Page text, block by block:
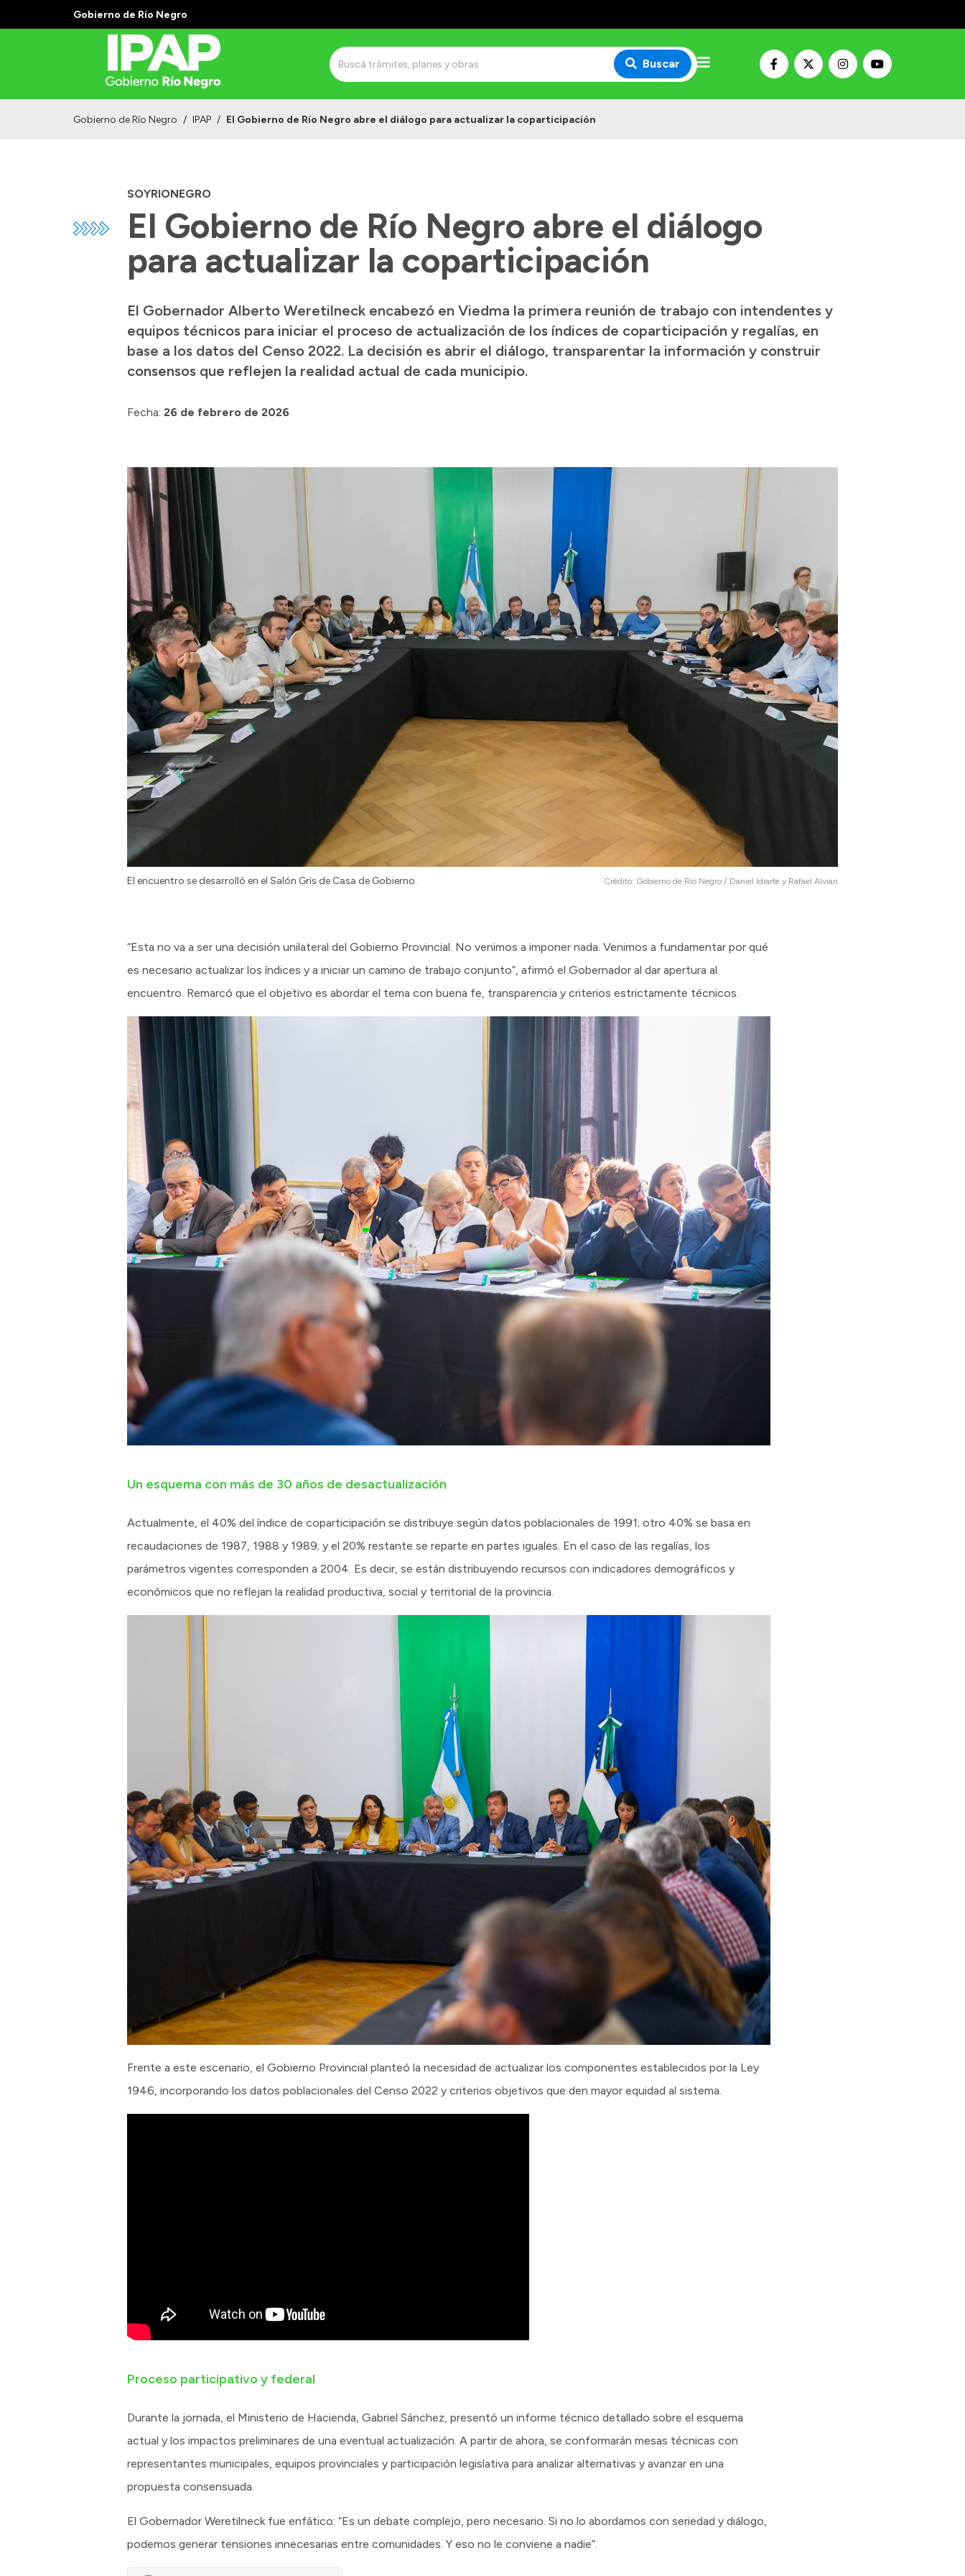
Gobierno de Río Negro
Buscar
Gobierno de Río Negro / IPAP / El Gobierno de Río Negro abre el diálogo para actualizar la coparticipación
SOYRIONEGRO
El Gobierno de Río Negro abre el diálogo
para actualizar la coparticipación
El Gobernador Alberto Weretilneck encabezó en Viedma la primera reunión de trabajo con intendentes y
equipos técnicos para iniciar el proceso de actualización de los índices de coparticipación y regalías, en
base a los datos del Censo 2022. La decisión es abrir el diálogo, transparentar la información y construir
consensos que reflejen la realidad actual de cada municipio.
Fecha: 26 de febrero de 2026
El encuentro se desarrolló en el Salón Gris de Casa de Gobierno. Crédito: Gobierno de Río Negro / Daniel Idiarte y Rafael Alvian
“Esta no va a ser una decisión unilateral del Gobierno Provincial. No venimos a imponer nada. Venimos a fundamentar por qué
es necesario actualizar los índices y a iniciar un camino de trabajo conjunto”, afirmó el Gobernador al dar apertura al
encuentro. Remarcó que el objetivo es abordar el tema con buena fe, transparencia y criterios estrictamente técnicos.
Un esquema con más de 30 años de desactualización
Actualmente, el 40% del índice de coparticipación se distribuye según datos poblacionales de 1991; otro 40% se basa en
recaudaciones de 1987, 1988 y 1989; y el 20% restante se reparte en partes iguales. En el caso de las regalías, los
parámetros vigentes corresponden a 2004. Es decir, se están distribuyendo recursos con indicadores demográficos y
económicos que no reflejan la realidad productiva, social y territorial de la provincia.
Frente a este escenario, el Gobierno Provincial planteó la necesidad de actualizar los componentes establecidos por la Ley
1946, incorporando los datos poblacionales del Censo 2022 y criterios objetivos que den mayor equidad al sistema.
Proceso participativo y federal
Durante la jornada, el Ministerio de Hacienda, Gabriel Sánchez, presentó un informe técnico detallado sobre el esquema
actual y los impactos preliminares de una eventual actualización. A partir de ahora, se conformarán mesas técnicas con
representantes municipales, equipos provinciales y participación legislativa para analizar alternativas y avanzar en una
propuesta consensuada.
El Gobernador Weretilneck fue enfático: “Es un debate complejo, pero necesario. Si no lo abordamos con seriedad y diálogo,
podemos generar tensiones innecesarias entre comunidades. Y eso no le conviene a nadie”.